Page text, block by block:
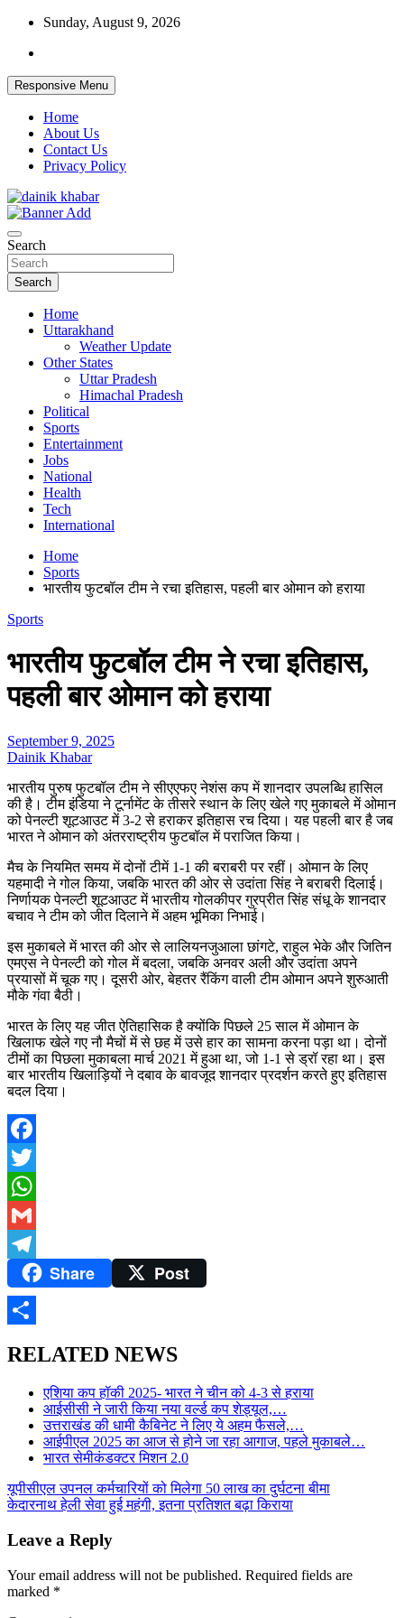
Skip
content
Sunday, August 9, 2026
Responsive Menu
Home
About Us
Contact Us
Privacy Policy
Dainikkhabar.in – Uttarakhand Daily
Hindi News Website
Search
Search
Home
Uttarakhand
Weather Update
Other States
Uttar Pradesh
Himachal Pradesh
Political
Sports
Entertainment
Jobs
National
Health
Tech
International
Home
Sports
भारतीय फुटबॉल टीम ने रचा इतिहास, पहली बार ओमान को हराया
Sports
भारतीय फुटबॉल टीम ने रचा इतिहास,
पहली बार ओमान को हराया
September 9, 2025
Dainik Khabar
भारतीय पुरुष फुटबॉल टीम ने सीएएफए नेशंस कप में शानदार उपलब्धि हासिल
की है। टीम इंडिया ने टूर्नामेंट के तीसरे स्थान के लिए खेले गए मुकाबले में ओमान
को पेनल्टी शूटआउट में 3-2 से हराकर इतिहास रच दिया। यह पहली बार है जब
भारत ने ओमान को अंतरराष्ट्रीय फुटबॉल में पराजित किया।
मैच के नियमित समय में दोनों टीमें 1-1 की बराबरी पर रहीं। ओमान के लिए
यहमादी ने गोल किया, जबकि भारत की ओर से उदांता सिंह ने बराबरी दिलाई।
निर्णायक पेनल्टी शूटआउट में भारतीय गोलकीपर गुरप्रीत सिंह संधू के शानदार
बचाव ने टीम को जीत दिलाने में अहम भूमिका निभाई।
इस मुकाबले में भारत की ओर से लालियनजुआला छांगटे, राहुल भेके और जितिन
एमएस ने पेनल्टी को गोल में बदला, जबकि अनवर अली और उदांता अपने
प्रयासों में चूक गए। दूसरी ओर, बेहतर रैंकिंग वाली टीम ओमान अपने शुरुआती
मौके गंवा बैठी।
भारत के लिए यह जीत ऐतिहासिक है क्योंकि पिछले 25 साल में ओमान के
खिलाफ खेले गए नौ मैचों में से छह में उसे हार का सामना करना पड़ा था। दोनों
टीमों का पिछला मुकाबला मार्च 2021 में हुआ था, जो 1-1 से ड्रॉ रहा था। इस
बार भारतीय खिलाड़ियों ने दबाव के बावजूद शानदार प्रदर्शन करते हुए इतिहास
बदल दिया।
Facebook
Twitter
WhatsApp
Gmail
TelegramShare Post
RELATED NEWS
एशिया कप हॉकी 2025- भारत ने चीन को 4-3 से हराया
आईसीसी ने जारी किया नया वर्ल्ड कप शेड्यूल,…
उत्तराखंड की धामी कैबिनेट ने लिए ये अहम फैसले,…
आईपीएल 2025 का आज से होने जा रहा आगाज, पहले मुकाबले…
भारत सेमीकंडक्टर मिशन 2.0
Post
navigation
यूपीसीएल उपनल कर्मचारियों को मिलेगा 50 लाख का दुर्घटना बीमा
केदारनाथ हेली सेवा हुई महंगी, इतना प्रतिशत बढ़ा किराया
Leave a Reply
Your email address will not be published. Required fields are
marked *